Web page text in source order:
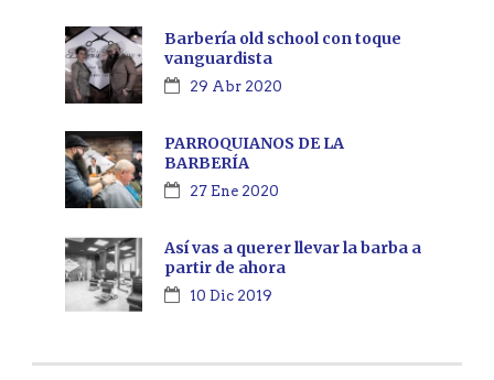
Barbería old school con toque
vanguardista
29 Abr 2020
PARROQUIANOS DE LA
BARBERÍA
27 Ene 2020
Así vas a querer llevar la barba a
partir de ahora
10 Dic 2019